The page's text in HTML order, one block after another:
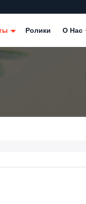
Ролики О Нас